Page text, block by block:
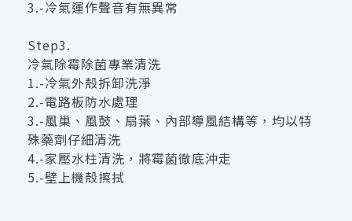
3.-冷氣運作聲音有無異常
Step3.
冷氣除霉除菌專業清洗
1.-冷氣外殼拆卸洗淨
2.-電路板防水處理
3.-風巢、風鼓、扇葉、內部導風結構等，均以特
殊藥劑仔細清洗
4.-家壓水柱清洗，將霉菌徹底沖走
5.-壁上機殼擦拭